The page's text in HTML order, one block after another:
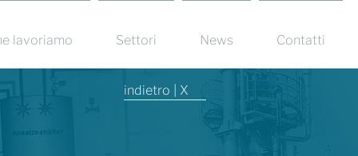
lavoriamo Settori News Contatti
indietro | X